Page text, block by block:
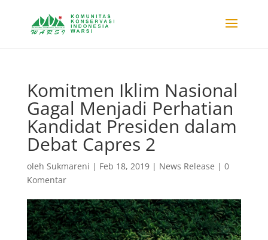
Komitmen Iklim Nasional
Gagal Menjadi Perhatian
Kandidat Presiden dalam
Debat Capres 2
oleh Sukmareni | Feb 18, 2019| News Release | 0
Komentar